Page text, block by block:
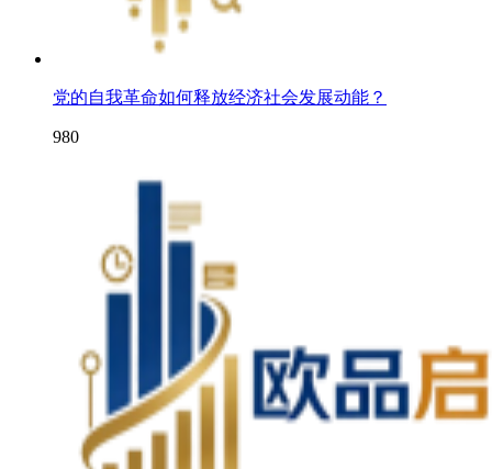
党的自我革命如何释放经济社会发展动能？
980